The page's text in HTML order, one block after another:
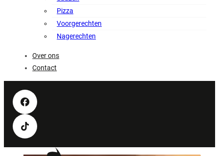
Pizza
Voorgerechten
Nagerechten
Over ons
Contact